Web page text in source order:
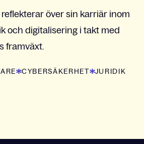
över sin karriär inom
och digitalisering i takt med
framväxt.
CYBERSÄKERHET JURIDIK